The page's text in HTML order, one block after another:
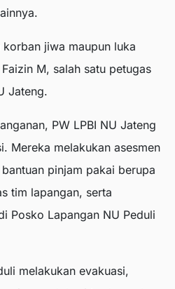
jiwa maupun luka
M, salah satu petugas
Jateng.
PW LPBI NU Jateng
Mereka melakukan asesmen
pinjam pakai berupa
tim lapangan, serta
Posko Lapangan NU Peduli
melakukan evakuasi,